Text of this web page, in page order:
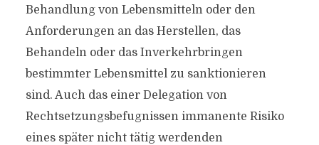
Behandlung von Lebensmitteln oder den
Anforderungen an das Herstellen, das
Behandeln oder das Inverkehrbringen
bestimmter Lebensmittel zu sanktionieren
sind. Auch das einer Delegation von
Rechtsetzungsbefugnissen immanente Risiko
eines später nicht tätig werdenden